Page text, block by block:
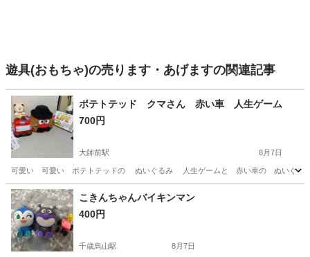
遊具(おもちゃ)の売ります・あげますの関連記事
ポテトテッド クマさん 赤い車 人生ゲーム
700円
大師前駅 8月7日
可愛い 可愛い ポテトテッドの ぬいぐるみ 人生ゲームと 赤い車の ぬいぐるみ
東京 足立区 大師前駅 おもちゃ
こきんちゃんバイキンマン
400円
千歳烏山駅 8月7日